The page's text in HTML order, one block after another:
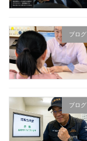
ブログ
ブログ